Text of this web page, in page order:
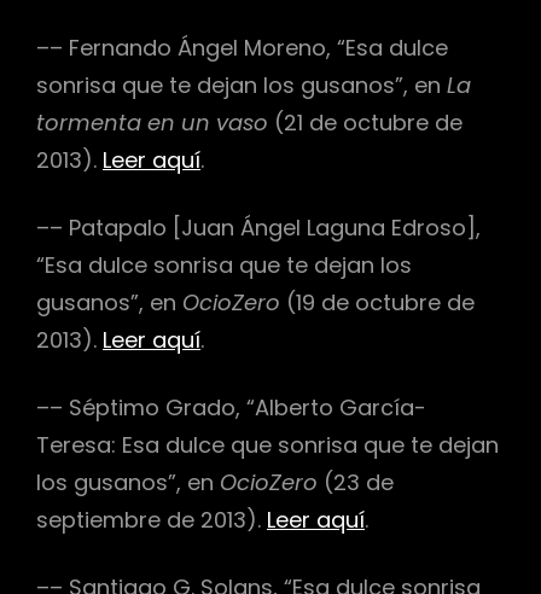
–– Fernando Ángel Moreno, “Esa dulce
sonrisa que te dejan los gusanos”, en La
tormenta en un vaso (21 de octubre de
2013). Leer aquí.
–– Patapalo [Juan Ángel Laguna Edroso],
“Esa dulce sonrisa que te dejan los
gusanos”, en OcioZero (19 de octubre de
2013). Leer aquí.
–– Séptimo Grado, “Alberto García-
Teresa: Esa dulce que sonrisa que te dejan
los gusanos”, en OcioZero (23 de
septiembre de 2013). Leer aquí.
–– Santiago G. Solans, “Esa dulce sonrisa